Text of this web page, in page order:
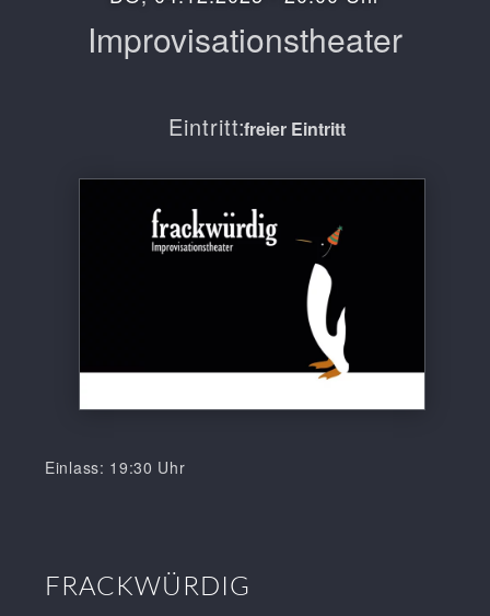
Improvisationstheater
Eintritt:freier Eintritt
Einlass: 19:30 Uhr
FRACKWÜRDIG